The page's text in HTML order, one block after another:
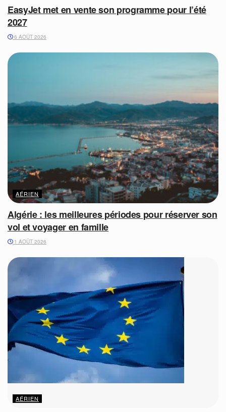
EasyJet met en vente son programme pour l’été
2027
6 AOÛT 2026
AÉRIEN
Algérie : les meilleures périodes pour réserver son
vol et voyager en famille
1 AOÛT 2026
AÉRIEN